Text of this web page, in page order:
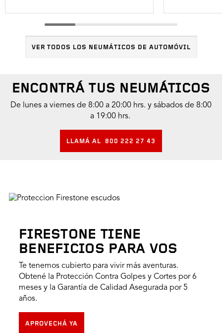
VER TODOS LOS NEUMÁTICOS DE AUTOMÓVIL
ENCONTRÁ TUS NEUMÁTICOS
De lunes a viernes de 8:00 a 20:00 hrs. y sábados de 8:00
a 19:00 hrs.
LLAMÁ AL 800 222 27 43
FIRESTONE TIENE
BENEFICIOS PARA VOS
Te tenemos cubierto para vivir más aventuras.
Obtené la Protección Contra Golpes y Cortes por 6
meses y la Garantía de Calidad Asegurada por 5
años.
APROVECHÁ YA